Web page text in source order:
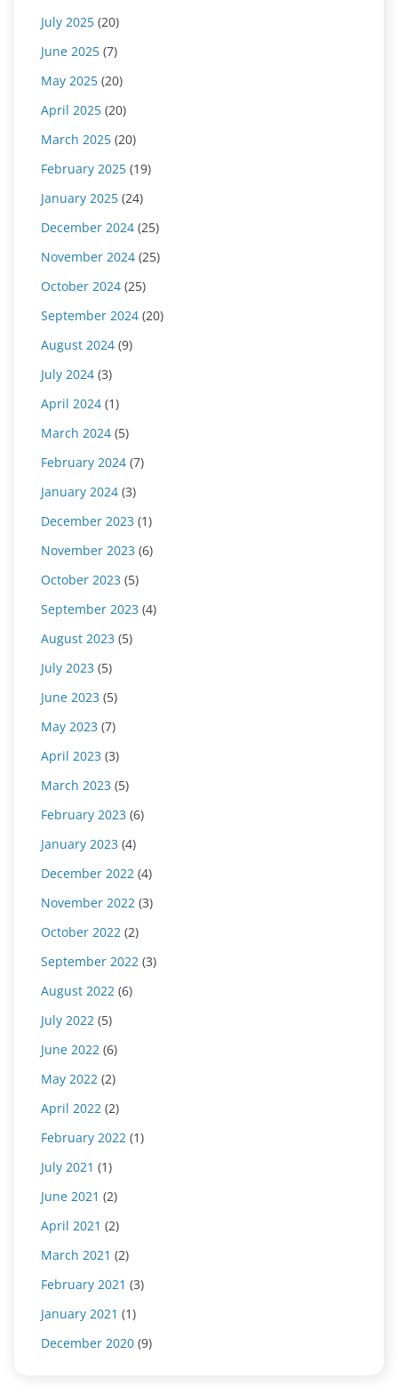
July 2025 (20)
June 2025 (7)
May 2025 (20)
April 2025 (20)
March 2025 (20)
February 2025 (19)
January 2025 (24)
December 2024 (25)
November 2024 (25)
October 2024 (25)
September 2024 (20)
August 2024 (9)
July 2024 (3)
April 2024 (1)
March 2024 (5)
February 2024 (7)
January 2024 (3)
December 2023 (1)
November 2023 (6)
October 2023 (5)
September 2023 (4)
August 2023 (5)
July 2023 (5)
June 2023 (5)
May 2023 (7)
April 2023 (3)
March 2023 (5)
February 2023 (6)
January 2023 (4)
December 2022 (4)
November 2022 (3)
October 2022 (2)
September 2022 (3)
August 2022 (6)
July 2022 (5)
June 2022 (6)
May 2022 (2)
April 2022 (2)
February 2022 (1)
July 2021 (1)
June 2021 (2)
April 2021 (2)
March 2021 (2)
February 2021 (3)
January 2021 (1)
December 2020 (9)